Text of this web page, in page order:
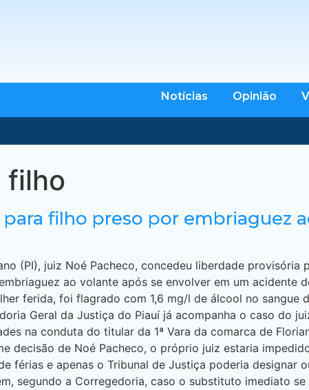
Notícias Opinião
filho
filho preso por embriaguez
(PI), juiz Noé Pacheco, concedeu liberdade provisória
ao volante após se envolver em um acidente
ferida, foi flagrado com 1,6 mg/l de álcool no
Geral da Justiça do Piauí já acompanha o caso do
na conduta do titular da 1ª Vara da comarca de
decisão de Noé Pacheco, o próprio juiz estaria
férias e apenas o Tribunal de Justiça poderia designar
segundo a Corregedoria, caso o substituto imediato